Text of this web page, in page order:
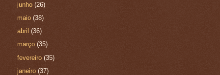
junho(26)
maio(38)
abril(36)
março(35)
fevereiro(35)
janeiro(37)